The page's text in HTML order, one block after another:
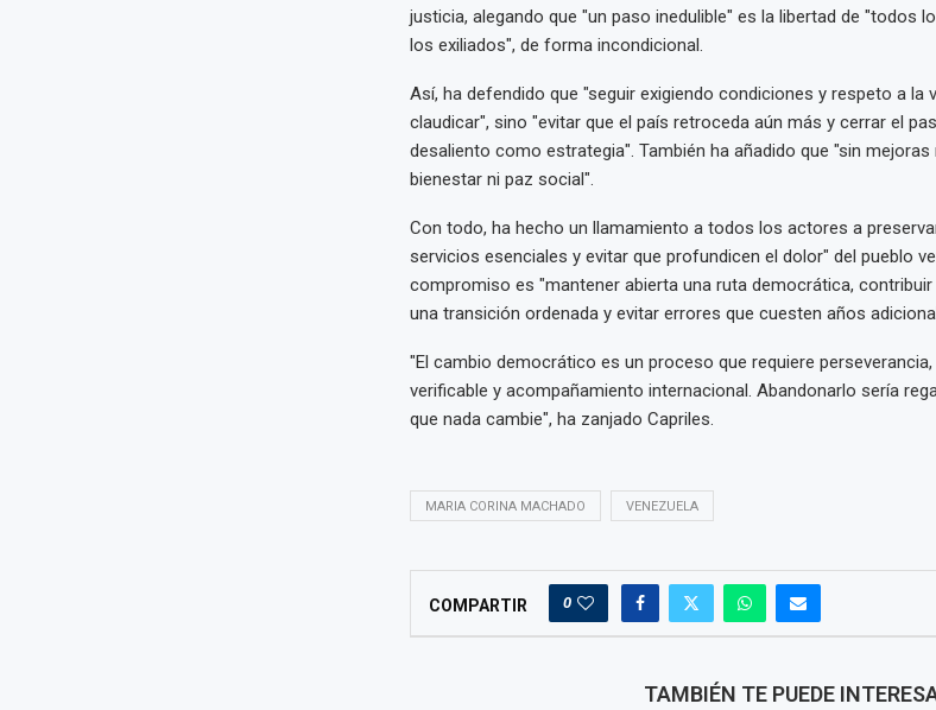
justicia, alegando que "un paso inedulible" es la libertad de "todos
los exiliados", de forma incondicional.
Así, ha defendido que "seguir exigiendo condiciones y respeto a la
claudicar", sino "evitar que el país retroceda aún más y cerrar el
desaliento como estrategia". También ha añadido que "sin
bienestar ni paz social".
Con todo, ha hecho un llamamiento a todos los actores a
servicios esenciales y evitar que profundicen el dolor" del pueblo
compromiso es "mantener abierta una ruta democrática,
una transición ordenada y evitar errores que cuesten años
"El cambio democrático es un proceso que requiere
verificable y acompañamiento internacional. Abandonarlo sería
que nada cambie", ha zanjado Capriles.
MARIA CORINA MACHADO VENEZUELA
COMPARTIR 0
TAMBIÉN TE PUEDE